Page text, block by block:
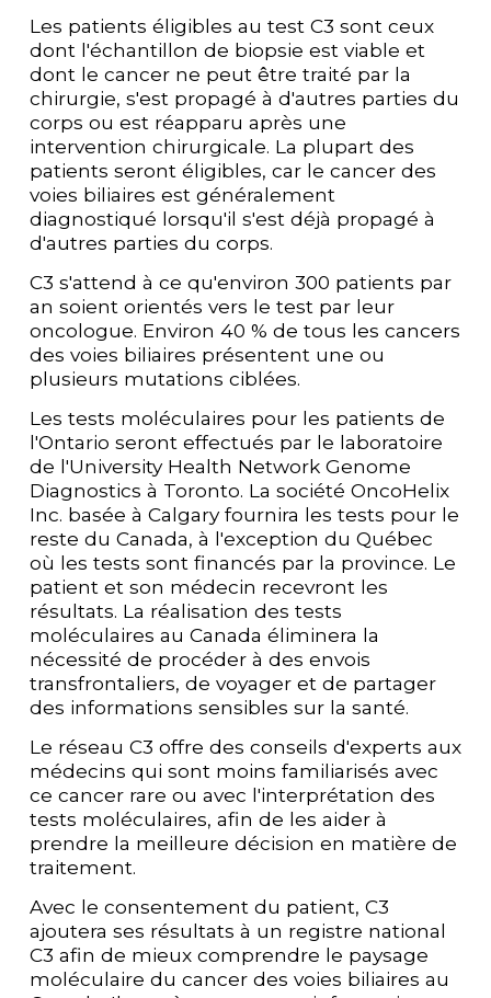
Les patients éligibles au test C3 sont ceux
dont l'échantillon de biopsie est viable et
dont le cancer ne peut être traité par la
chirurgie, s'est propagé à d'autres parties du
corps ou est réapparu après une
intervention chirurgicale. La plupart des
patients seront éligibles, car le cancer des
voies biliaires est généralement
diagnostiqué lorsqu'il s'est déjà propagé à
d'autres parties du corps.
C3 s'attend à ce qu'environ 300 patients par
an soient orientés vers le test par leur
oncologue. Environ 40 % de tous les cancers
des voies biliaires présentent une ou
plusieurs mutations ciblées.
Les tests moléculaires pour les patients de
l'Ontario seront effectués par le laboratoire
de l'University Health Network Genome
Diagnostics à Toronto. La société OncoHelix
Inc. basée à Calgary fournira les tests pour le
reste du Canada, à l'exception du Québec
où les tests sont financés par la province. Le
patient et son médecin recevront les
résultats. La réalisation des tests
moléculaires au Canada éliminera la
nécessité de procéder à des envois
transfrontaliers, de voyager et de partager
des informations sensibles sur la santé.
Le réseau C3 offre des conseils d'experts aux
médecins qui sont moins familiarisés avec
ce cancer rare ou avec l'interprétation des
tests moléculaires, afin de les aider à
prendre la meilleure décision en matière de
traitement.
Avec le consentement du patient, C3
ajoutera ses résultats à un registre national
C3 afin de mieux comprendre le paysage
moléculaire du cancer des voies biliaires au